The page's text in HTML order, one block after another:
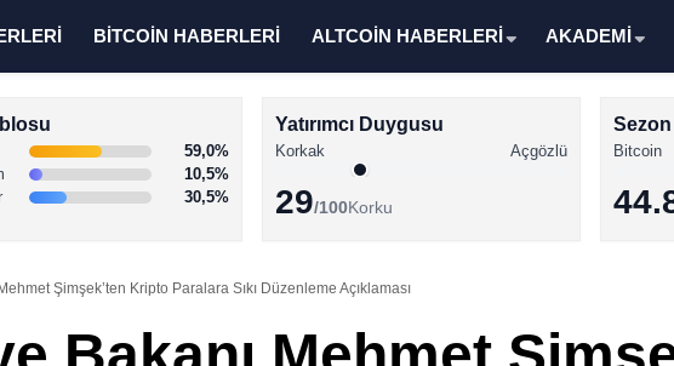
BİTCOİN HABERLERİ ALTCOİN HABERLERİ AKADEMİ
59,0%
10,5%
30,5%
Yatırımcı Duygusu
Korkak Açgözlü
29/100Korku
Bitcoin
Şimşek’ten Kripto Paralara Sıkı Düzenleme Açıklaması